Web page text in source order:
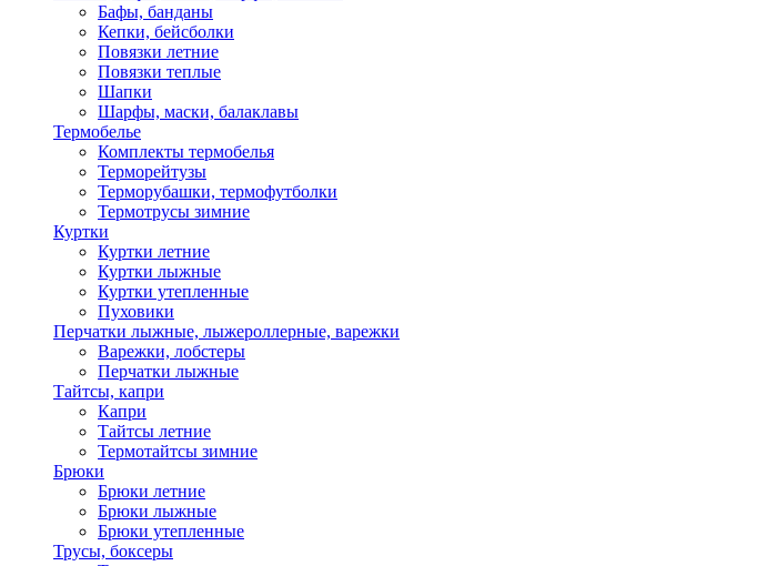
Бафы, банданы
Кепки, бейсболки
Повязки летние
Повязки теплые
Шапки
Шарфы, маски, балаклавы
Термобелье
Комплекты термобелья
Терморейтузы
Терморубашки, термофутболки
Термотрусы зимние
Куртки
Куртки летние
Куртки лыжные
Куртки утепленные
Пуховики
Перчатки лыжные, лыжероллерные, варежки
Варежки, лобстеры
Перчатки лыжные
Тайтсы, капри
Капри
Тайтсы летние
Термотайтсы зимние
Брюки
Брюки летние
Брюки лыжные
Брюки утепленные
Трусы, боксеры